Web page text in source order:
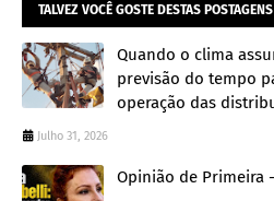
TALVEZ VOCÊ GOSTE DESTAS POSTAGENS
Quando o clima
previsão do tempo
operação das
Julho 31, 2026
Opinião de Primeira